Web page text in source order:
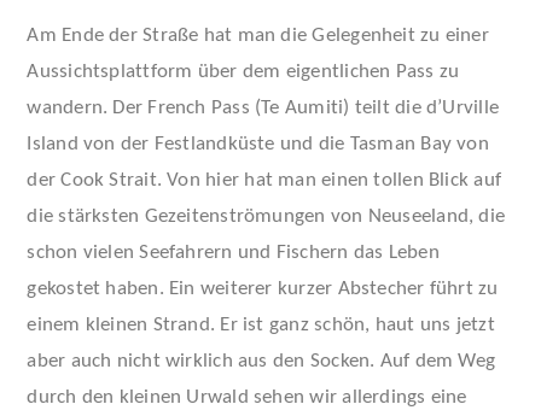
Am Ende der Straße hat man die Gelegenheit zu einer
Aussichtsplattform über dem eigentlichen Pass zu
wandern. Der French Pass (Te Aumiti) teilt die d’Urville
Island von der Festlandküste und die Tasman Bay von
der Cook Strait. Von hier hat man einen tollen Blick auf
die stärksten Gezeitenströmungen von Neuseeland, die
schon vielen Seefahrern und Fischern das Leben
gekostet haben. Ein weiterer kurzer Abstecher führt zu
einem kleinen Strand. Er ist ganz schön, haut uns jetzt
aber auch nicht wirklich aus den Socken. Auf dem Weg
durch den kleinen Urwald sehen wir allerdings eine